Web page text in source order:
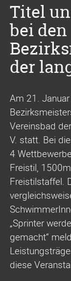
Titel
bei den
der
Am 21.
Vereinsbad
V. statt. Bei
4
Freistil,
Freistilstaffel.
„Sprinter
gemacht“
diese